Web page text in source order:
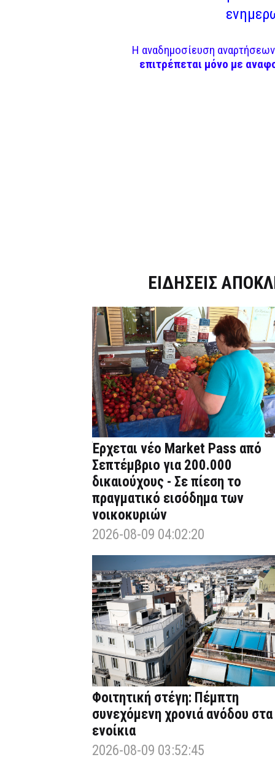
Η αναδημοσίευση
επιτρέπεται μόνο με
ΕΙΔΗΣΕΙΣ
Έρχεται νέο Market Pass από
Σεπτέμβριο για 200.000
δικαιούχους - Σε πίεση το
πραγματικό εισόδημα των
νοικοκυριών
2026-08-09 04:02:20
Φοιτητική στέγη: Πέμπτη
συνεχόμενη χρονιά ανόδου στα
ενοίκια
2026-08-09 03:52:45